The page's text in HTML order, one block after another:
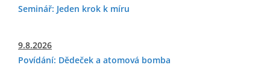
Seminář: Jeden krok k míru
9.8.2026
Povídání: Dědeček a atomová bomba